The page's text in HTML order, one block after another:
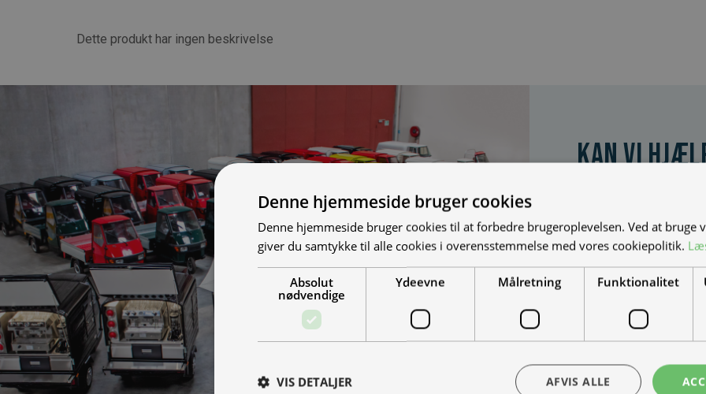
Dette produkt har ingen beskrivelse
Kan vi
Vi bygger vognene
dine behov. Udfyld
muligheder, priser mm.
Denne hjemmeside bruger cookies
Denne hjemmeside bruger cookies til at forbedre brugeroplevelsen. Ved at bruge
giver du samtykke til alle cookies i overensstemmelse med vores cookiepolitik.
Absolut
nødvendige
Ydeevne Målretning Funktionalitet
AFVIS ALLE
VIS DETALJER